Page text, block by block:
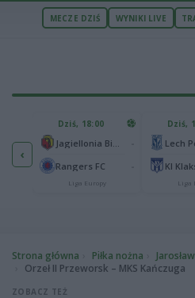
MECZE DZIŚ WYNIKI LIVE
‹
1
0
Dziś, 18:00
Rangers FC
Liga Europy
Dziś,
Lech
KI
Liga
Strona główna Piłka nożna
Orzeł II Przeworsk – MKS Kańczuga
ZOBACZ TEŻ